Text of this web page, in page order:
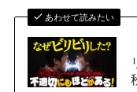
あわせて読みたい